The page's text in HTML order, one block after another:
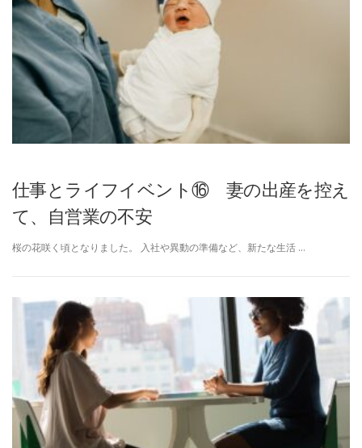
仕事とライフイベント⑯ 妻の出産を控え
て、自営業の不安
桜の花咲く頃となりました。 入社や異動の準備など、新たな生活 …